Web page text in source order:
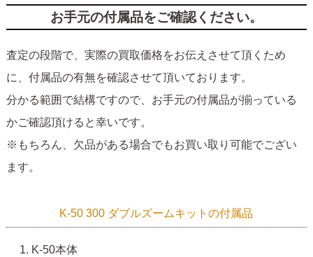
お手元の付属品をご確認ください。
査定の段階で、実際の買取価格をお伝えさせて頂くため
に、付属品の有無を確認させて頂いております。
分かる範囲で結構ですので、お手元の付属品が揃っている
かご確認頂けると幸いです。
※もちろん、欠品がある場合でもお買い取り可能でござい
ます。
K-50 300 ダブルズームキットの付属品
K-50本体